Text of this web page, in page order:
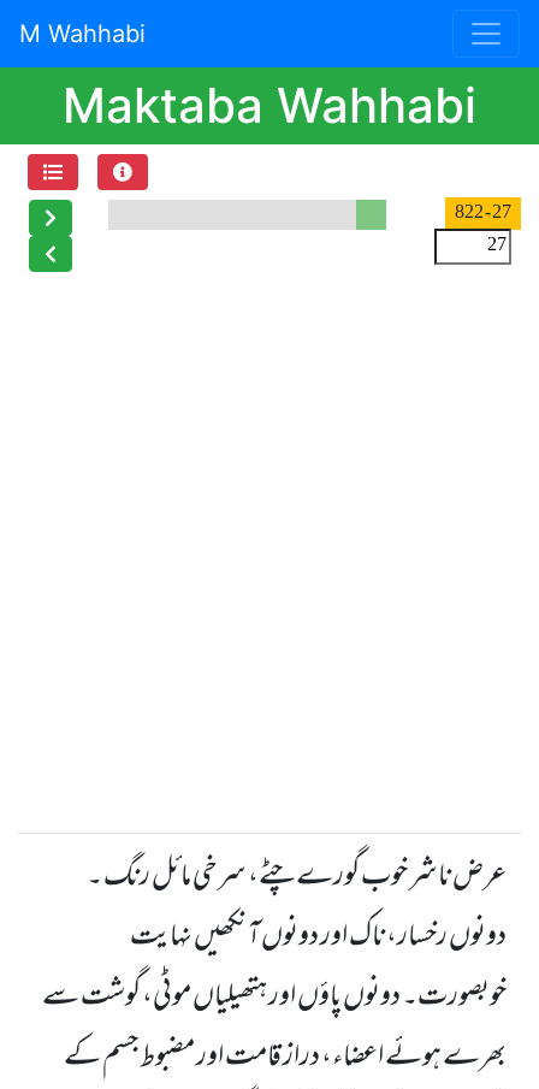
M Wahhabi
Maktaba Wahhabi
27
- 822
عرض ناشرخوب گورے چٹے، سرخی مائل رنگ ۔
دونوں رخسار، ناک اور دونوں آنکھیں نہایت
خوبصورت۔ دونوں پاؤں اور ہتھیلیاں موٹی، گوشت سے
بھرے ہوئے اعضاء، دراز قامت اور مضبوط جسم کے